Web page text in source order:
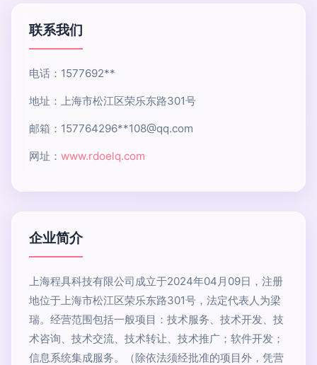
联系我们
电话：1577692**
地址：上海市松江区荣乐东路301号
邮箱：157764296**108@qq.com
网址： www.rdoelq.com
企业简介
上海程具科技有限公司成立于2024年04月09日，注册
地位于上海市松江区荣乐东路301号，法定代表人为梁
瑞。经营范围包括一般项目：技术服务、技术开发、技
术咨询、技术交流、技术转让、技术推广；软件开发；
信息系统集成服务。（除依法须经批准的项目外，凭营